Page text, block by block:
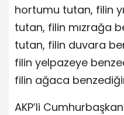
hortumu tutan, filin
tutan, filin mızrağa
tutan, filin duvara
filin yelpazeye
filin ağaca
AKP’li